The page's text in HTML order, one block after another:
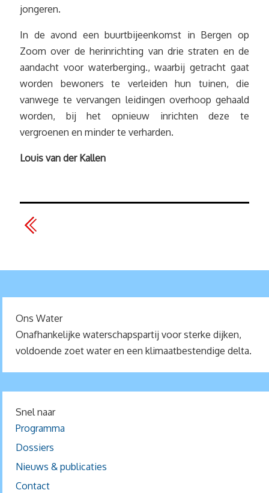
jongeren.
In de avond een buurtbijeenkomst in Bergen op
Zoom over de herinrichting van drie straten en de
aandacht voor waterberging., waarbij getracht gaat
worden bewoners te verleiden hun tuinen, die
vanwege te vervangen leidingen overhoop gehaald
worden, bij het opnieuw inrichten deze te
vergroenen en minder te verharden.
Louis van der Kallen
Ons Water
Onafhankelijke waterschapspartij voor sterke dijken,
voldoende zoet water en een klimaatbestendige delta.
Snel naar
Programma
Dossiers
Nieuws & publicaties
Contact